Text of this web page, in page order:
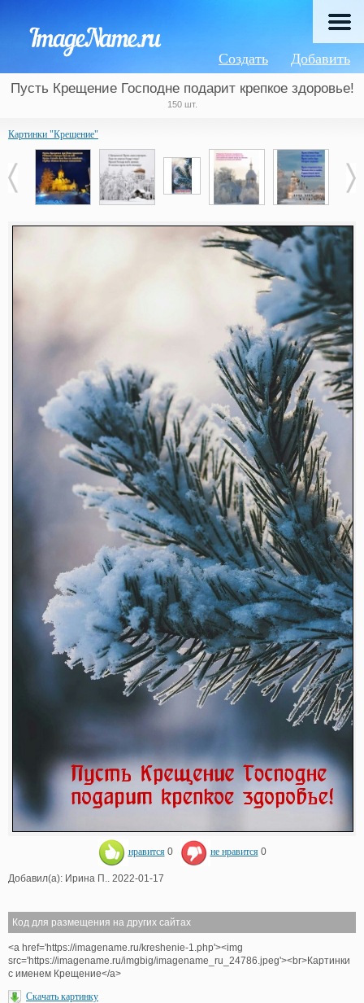
Добавить
Создать
Пусть Крещение Господне подарит крепкое здоровье!
150 шт.
Картинки "Крещение"
нравится 0 не нравится 0
Добавил(а): Ирина П.. 2022-01-17
Код для размещения на других сайтах
<a href='https://imagename.ru/kreshenie-1.php'><img
src='https://imagename.ru/imgbig/imagename_ru_24786.jpeg'><br>Картинки
с именем Крещение</a>
Скачать картинку